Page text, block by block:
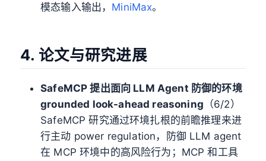
模态输入输出， MiniMax。
4. 论文与研究进展
SafeMCP 提出面向 LLM Agent 防御的环境
grounded look-ahead reasoning （6/2）
SafeMCP 研究通过环境扎根的前瞻推理来进
行主动 power regulation，防御 LLM agent
在 MCP 环境中的高风险行为；MCP 和工具